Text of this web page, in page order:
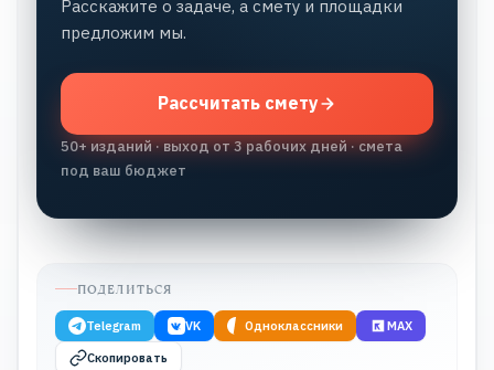
Расскажите о задаче, а смету и площадки
предложим мы.
Рассчитать смету
50+ изданий · выход от 3 рабочих дней · смета
под ваш бюджет
ПОДЕЛИТЬСЯ
Telegram VK Одноклассники MAX
Скопировать